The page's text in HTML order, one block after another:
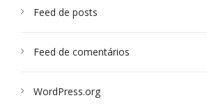
Feed de posts
Feed de comentários
WordPress.org